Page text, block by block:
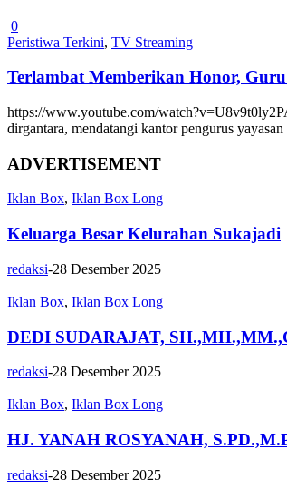
0
Peristiwa Terkini, TV Streaming
Terlambat Memberikan Honor,
https://www.youtube.com/
dirgantara, mendatangi kantor pengurus
ADVERTISEMENT
Iklan Box, Iklan Box Long
Keluarga Besar Kelurahan Sukajadi
redaksi-28 Desember 2025
Iklan Box, Iklan Box Long
DEDI SUDARAJAT,
redaksi-28 Desember 2025
Iklan Box, Iklan Box Long
HJ. YANAH ROSYANAH,
redaksi-28 Desember 2025